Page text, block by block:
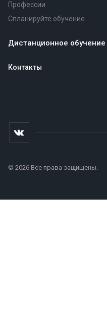
Профессии
Спланируйте обучение
Дистанционное обучение
Контакты
© 2026 Все права защищены.